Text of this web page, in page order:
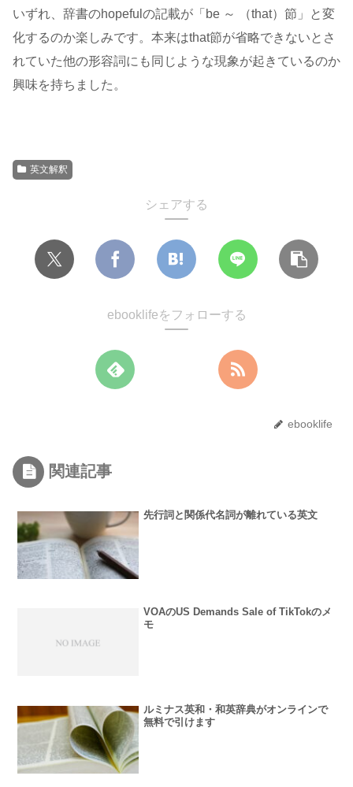
いずれ、辞書のhopefulの記載が「be ～ （that）節」と変
化するのか楽しみです。本来はthat節が省略できないとさ
れていた他の形容詞にも同じような現象が起きているのか
興味を持ちました。
英文解釈
シェアする
ebooklifeをフォローする
ebooklife
関連記事
先行詞と関係代名詞が離れている英文
VOAのUS Demands Sale of TikTokのメ
モ
ルミナス英和・和英辞典がオンラインで
無料で引けます